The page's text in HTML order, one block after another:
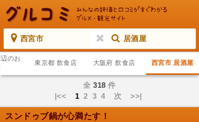
西宮市 居酒屋
のお
東京都 飲食店 大阪府 飲食店 西宮市 居酒屋
全318 件
|<< 12 3 4 次 >>|
スンドゥブ鍋が心満たす！